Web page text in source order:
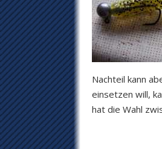
Nachteil kann
einsetzen will,
hat die Wahl